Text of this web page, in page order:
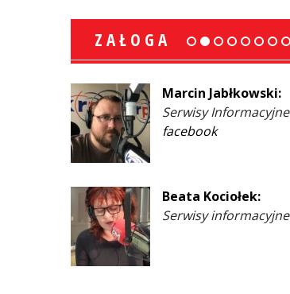
ZAŁOGA
Marcin Jabłkowski:
Serwisy Informacyjne
facebook
Beata Kociołek:
Serwisy informacyjne